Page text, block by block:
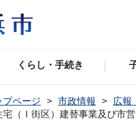
くらし・手続き
プページ 市政情報 広報
宅（Ｉ街区）建替事業及び市